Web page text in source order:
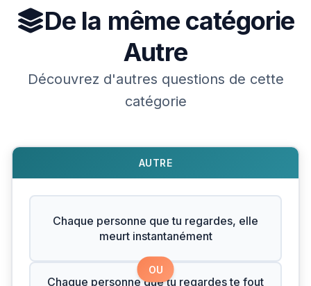
De la même catégorie
Autre
Découvrez d'autres questions de cette
catégorie
AUTRE
Chaque personne que tu regardes, elle
meurt instantanément
OU
Chaque personne que tu regardes te fout